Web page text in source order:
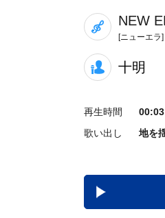
NEW
[ニューエラ]
十明
再生時間
歌い出し
地を